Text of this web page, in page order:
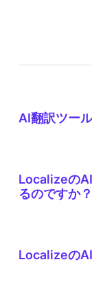
AI翻訳ツー
ツールは、大規
活用して文脈、
Localizeの
るのですか？
理（NLP）を活
Localizeは、ワ
Localizeの